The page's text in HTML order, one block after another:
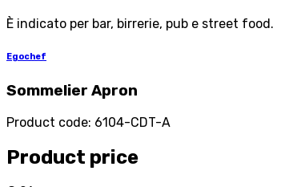
È indicato per bar, birrerie, pub e street food.
Egochef
Sommelier Apron
Product code: 6104-CDT-A
Product price